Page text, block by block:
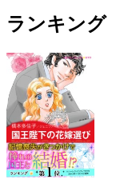
ランキング